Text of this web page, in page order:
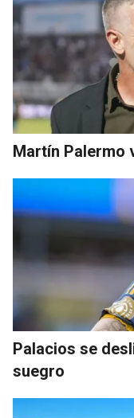
Martín Palermo
Palacios se
suegro